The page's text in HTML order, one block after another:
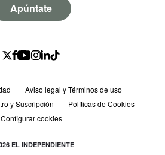
Apúntate
Aviso legal y Términos de uso
y Suscripción
Políticas de Cookies
Configurar cookies
EL INDEPENDIENTE